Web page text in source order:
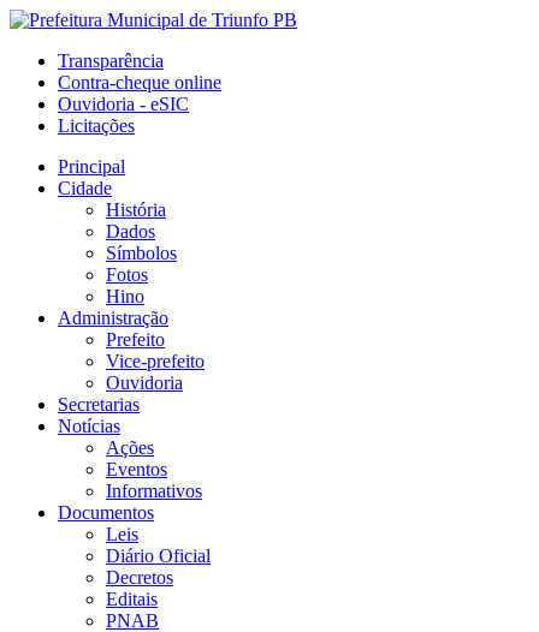
Transparência
Contra-cheque online
Ouvidoria - eSIC
Licitações
Principal
Cidade
História
Dados
Símbolos
Fotos
Hino
Administração
Prefeito
Vice-prefeito
Ouvidoria
Secretarias
Notícias
Ações
Eventos
Informativos
Documentos
Leis
Diário Oficial
Decretos
Editais
PNAB